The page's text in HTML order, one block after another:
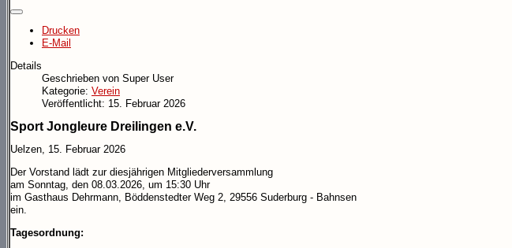
Drucken
E-Mail
Details
Geschrieben von Super User
Kategorie: Verein
Veröffentlicht: 15. Februar 2026
Sport Jongleure Dreilingen e.V.
Uelzen, 15. Februar 2026
Der Vorstand lädt zur diesjährigen Mitgliederversammlung
am Sonntag, den 08.03.2026, um 15:30 Uhr
im Gasthaus Dehrmann, Böddenstedter Weg 2, 29556 Suderburg - Bahnsen
ein.
Tagesordnung: